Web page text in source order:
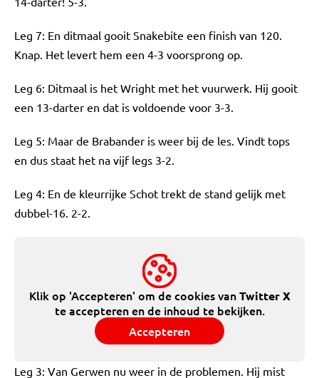
Leg 7: En ditmaal gooit Snakebite een finish van 120.
Knap. Het levert hem een 4-3 voorsprong op.
Leg 6: Ditmaal is het Wright met het vuurwerk. Hij gooit
een 13-darter en dat is voldoende voor 3-3.
Leg 5: Maar de Brabander is weer bij de les. Vindt tops
en dus staat het na vijf legs 3-2.
Leg 4: En de kleurrijke Schot trekt de stand gelijk met
dubbel-16. 2-2.
Klik op 'Accepteren' om de cookies vanTwitter X
te accepteren en de inhoud te bekijken.
Accepteren
Leg 3: Van Gerwen nu weer in de problemen. Hij mist